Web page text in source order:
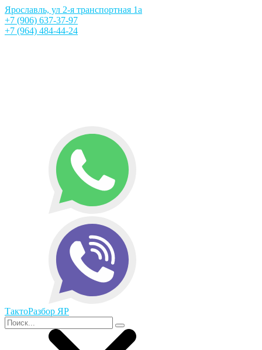
Ярославль, ул 2-я транспортная 1а
+7 (906) 637-37-97
+7 (964) 484-44-24
ТактоРазбор ЯР